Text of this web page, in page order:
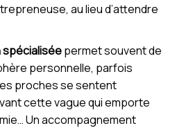
au lieu d’attendre
permet souvent de
personnelle, parfois
proches se sentent
cette vague qui emporte
Un accompagnement